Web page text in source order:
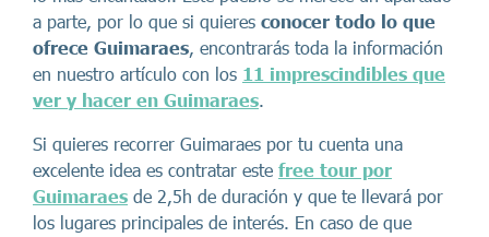
a parte, por lo que si quieres conocer todo lo que
ofrece Guimaraes, encontrarás toda la información
en nuestro artículo con los 11 imprescindibles que
ver y hacer en Guimaraes.
Si quieres recorrer Guimaraes por tu cuenta una
excelente idea es contratar este free tour por
Guimaraes de 2,5h de duración y que te llevará por
los lugares principales de interés. En caso de que